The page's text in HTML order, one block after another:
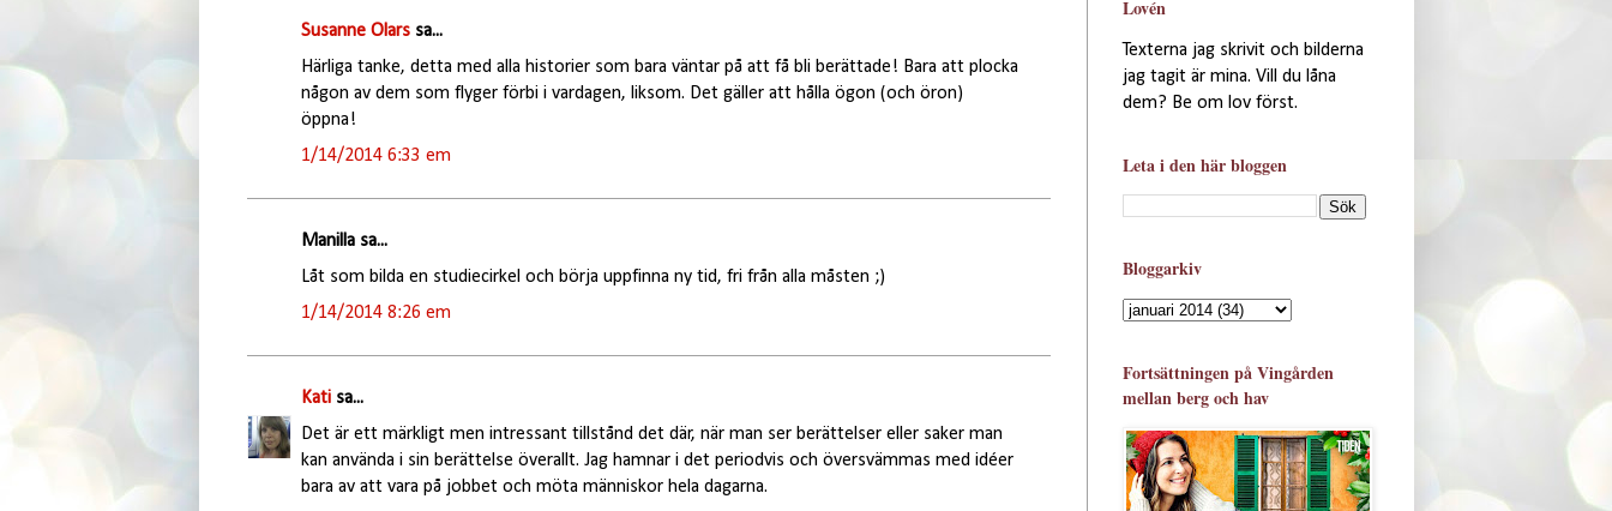
Susanne Olarssa...
Härliga tanke, detta med alla historier som bara väntar på att få bli berättade! Bara att plocka
någon av dem som flyger förbi i vardagen, liksom. Det gäller att hålla ögon (och öron)
öppna!
1/14/2014 6:33 em
Manilla sa...
Låt som bilda en studiecirkel och börja uppfinna ny tid, fri från alla måsten ;)
1/14/2014 8:26 em
Katisa...
Det är ett märkligt men intressant tillstånd det där, när man ser berättelser eller saker man
kan använda i sin berättelse överallt. Jag hamnar i det periodvis och översvämmas med idéer
bara av att vara på jobbet och möta människor hela dagarna.
Lovén
Texterna jag skrivit och bilderna
jag tagit är mina. Vill du låna
dem? Be om lov först.
Leta i den här bloggen
Bloggarkiv
Fortsättningen på Vingården
mellan berg och hav